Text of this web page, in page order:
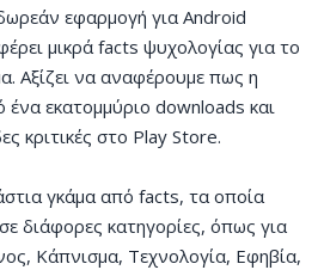
εφαρμογή για Android
μικρά facts ψυχολογίας για το
Αξίζει να αναφέρουμε πως η
εκατομμύριο downloads και
κριτικές στο Play Store.
γκάμα από facts, τα οποία
διάφορες κατηγορίες, όπως για
Κάπνισμα, Τεχνολογία, Εφηβία,